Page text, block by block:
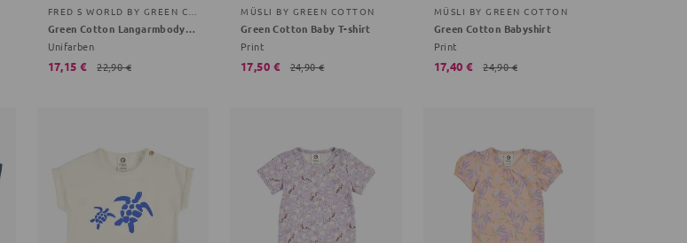
FRED S WORLD BY GREEN COTTON
Green Cotton Langarmbody blau 80
Unifarben
17,15 € 22,90 €
MÜSLI BY GREEN COTTON
Green Cotton Baby T-shirt
Print
17,50 € 24,90 €
MÜSLI BY GREEN COTTON
Green Cotton Babyshirt
Print
17,40 € 24,90 €